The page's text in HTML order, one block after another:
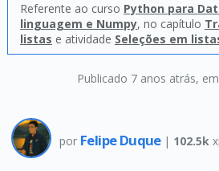
Publicado 7 anos atrás,
Referente ao curso Python para
linguagem e Numpy, no capítulo
listas e atividade Seleções em
por Felipe Duque | 102.5k